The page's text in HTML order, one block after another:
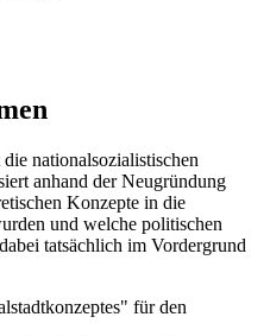
nationalsozialistischen
anhand der Neugründung
Konzepte in die
und welche politischen
tatsächlich im Vordergrund
für den